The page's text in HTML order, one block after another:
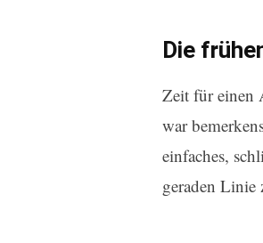
Die
Zeit für einen
war
einfaches,
geraden Linie